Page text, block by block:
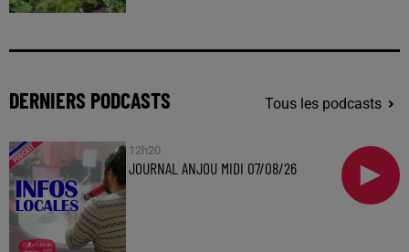
DERNIERS PODCASTS Tous les podcasts
12h20
JOURNAL ANJOU MIDI 07/08/26